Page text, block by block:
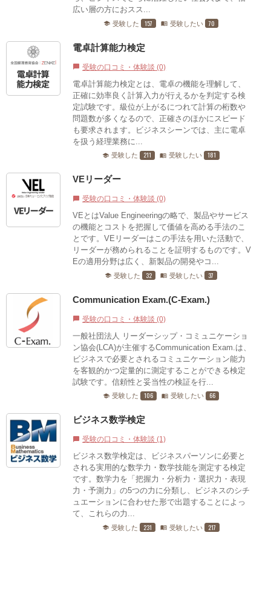
広い層の方におスス...
school 受験した 157 menu_book 受験したい 70
電卓計算能力検定
chat_bubble 受験の口コミ・体験談 (0)
電卓計算能力検定とは、電卓の機能を理解して、
正確に効率良く計算入力が行えるかを判定する検
定試験です。級位が上がるにつれて計算の桁数や
問題数が多くなるので、正確さのほかにスピード
も要求されます。ビジネスシーンでは、主に電卓
を扱う経理業務に...
school 受験した 211 menu_book 受験したい 181
VEリーダー
chat_bubble 受験の口コミ・体験談 (0)
VEとはValue Engineeringの略で、製品やサービス
の機能とコストを把握して価値を高める手法のこ
とです。VEリーダーはこの手法を用いた活動で、
リーダーが務められることを証明するものです。V
Eの適用分野は広く、新製品の開発やコ...
school 受験した 32 menu_book 受験したい 37
Communication Exam.(C-Exam.)
chat_bubble 受験の口コミ・体験談 (0)
一般社団法人 リーダーシップ・コミュニケーショ
ン協会(LCA)が主催するCommunication Exam.は、
ビジネスで必要とされるコミュニケーション能力
を客観的かつ定量的に測定することができる検定
試験です。信頼性と妥当性の検証を行...
school 受験した 106 menu_book 受験したい 66
ビジネス数学検定
chat_bubble 受験の口コミ・体験談 (1)
ビジネス数学検定は、ビジネスパーソンに必要と
される実用的な数学力・数学技能を測定する検定
です。数学力を「把握力・分析力・選択力・表現
力・予測力」の5つの力に分類し、ビジネスのシチ
ュエーションに合わせた形で出題することによっ
て、これらの力...
school 受験した 231 menu_book 受験したい 217